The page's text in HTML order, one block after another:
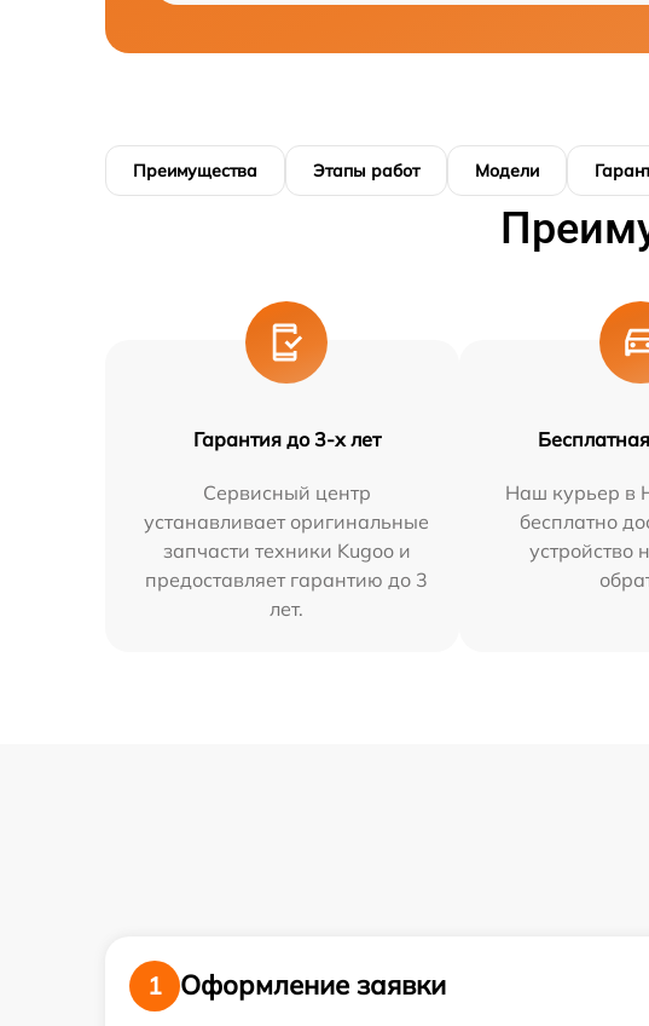
Преимущества Этапы работ Модели
Гарантия до 3-х лет
Сервисный центр
устанавливает оригинальные
запчасти техники Kugoo и
предоставляет гарантию до 3
лет.
Наш курьер в
бесплатно
устройство
1
Оформление заявки